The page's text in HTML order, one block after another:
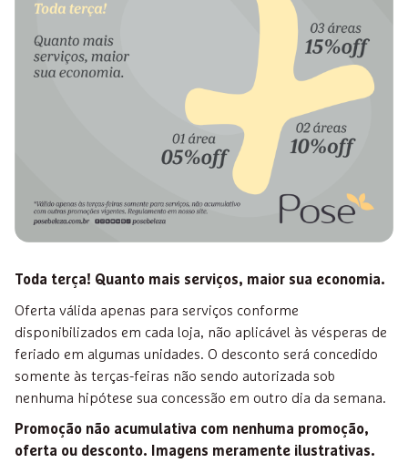
Toda terça! Quanto mais serviços, maior sua economia.
Oferta válida apenas para serviços conforme
disponibilizados em cada loja, não aplicável às vésperas de
feriado em algumas unidades. O desconto será concedido
somente às terças-feiras não sendo autorizada sob
nenhuma hipótese sua concessão em outro dia da semana.
Promoção não acumulativa com nenhuma promoção,
oferta ou desconto. Imagens meramente ilustrativas.